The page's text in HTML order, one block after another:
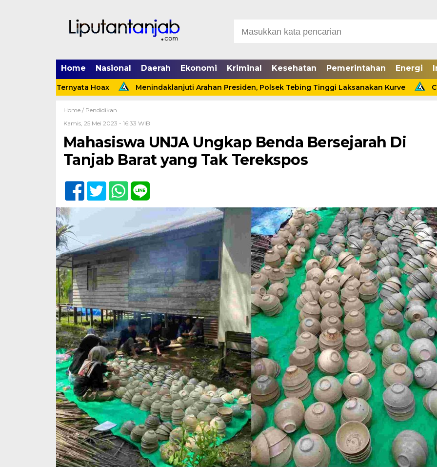
Home Nasional Daerah Ekonomi Kriminal Kesehatan Pemerintahan Energi
Ternyata Hoax Menindaklanjuti Arahan Presiden, Polsek Tebing Tinggi Laksanakan Kurve Cinta Ditolak,
Home / Pendidikan
Kamis, 25 Mei 2023 - 16:33 WIB
Mahasiswa UNJA Ungkap Benda Bersejarah Di
Tanjab Barat yang Tak Terekspos